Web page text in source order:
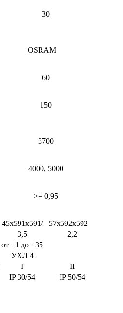
30
OSRAM
60
150
3700
4000, 5000
>= 0,95
45x591x591/
57х592х592
3,5
2,2
от +1 до +35
УХЛ 4
I
II
IP 30/54 IP 50/54